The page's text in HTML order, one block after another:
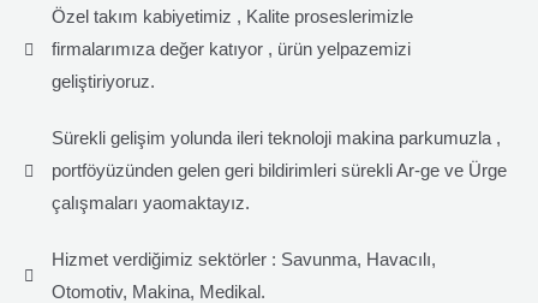
Özel takım kabiyetimiz , Kalite proseslerimizle
firmalarımıza değer katıyor , ürün yelpazemizi
geliştiriyoruz.
Sürekli gelişim yolunda ileri teknoloji makina parkumuzla ,
portföyüzünden gelen geri bildirimleri sürekli Ar-ge ve Ürge
çalışmaları yaomaktayız.
Hizmet verdiğimiz sektörler : Savunma, Havacılı,
Otomotiv, Makina, Medikal.